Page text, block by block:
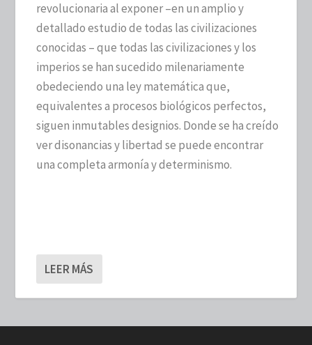
revolucionaria al exponer –en un amplio y
detallado estudio de todas las civilizaciones
conocidas – que todas las civilizaciones y los
imperios se han sucedido milenariamente
obedeciendo una ley matemática que,
equivalentes a procesos biológicos perfectos,
siguen inmutables designios. Donde se ha creído
ver disonancias y libertad se puede encontrar
una completa armonía y determinismo.
LEER MÁS